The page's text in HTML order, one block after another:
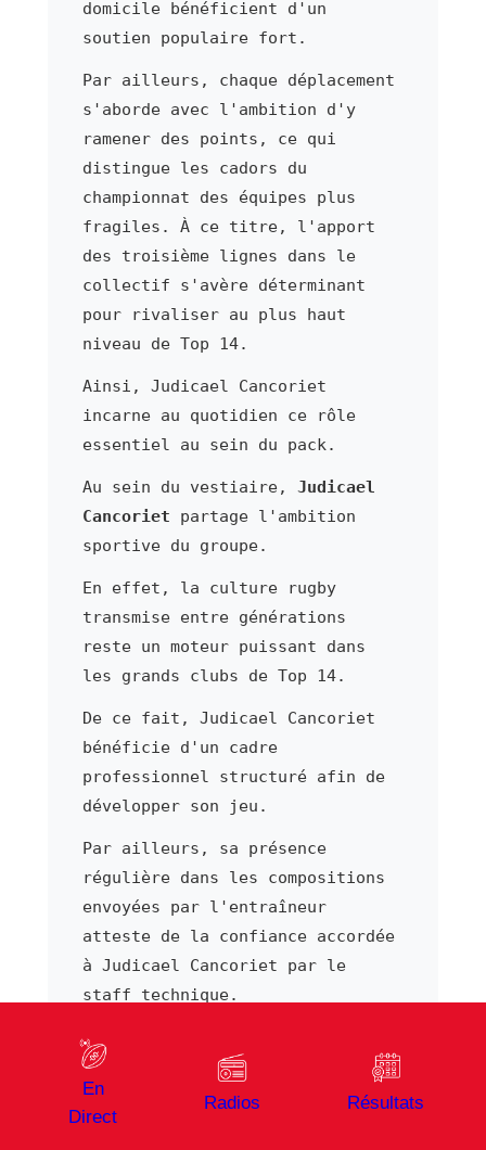
domicile bénéficient d'un
soutien populaire fort.
Par ailleurs, chaque déplacement
s'aborde avec l'ambition d'y
ramener des points, ce qui
distingue les cadors du
championnat des équipes plus
fragiles. À ce titre, l'apport
des troisième lignes dans le
collectif s'avère déterminant
pour rivaliser au plus haut
niveau de Top 14.
Ainsi, Judicael Cancoriet
incarne au quotidien ce rôle
essentiel au sein du pack.
Au sein du vestiaire, Judicael
Cancoriet partage l'ambition
sportive du groupe.
En effet, la culture rugby
transmise entre générations
reste un moteur puissant dans
les grands clubs de Top 14.
De ce fait, Judicael Cancoriet
bénéficie d'un cadre
professionnel structuré afin de
développer son jeu.
Par ailleurs, sa présence
régulière dans les compositions
envoyées par l'entraîneur
atteste de la confiance accordée
à Judicael Cancoriet par le
staff technique.
Suivre Judicael Cancoriet
sur Vibrez Rugby
Sur Vibrez Rugby, retrouvez
En
Direct
Radios Résultats